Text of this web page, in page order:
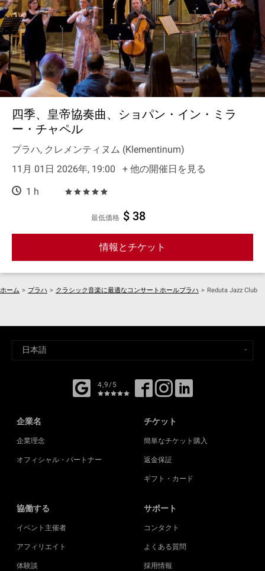
四季、皇帝協奏曲、ショパン・イン・ミラ
ー・チャペル
プラハ, クレメンティヌム (Klementinum)
11月 01日 2026年, 19:00
+ 他の開催日を見る
1 h
最低価格 $ 38
情報とチケット
ホーム > プラハ > クラシック音楽に最適なコンサートホールプラハ > Reduta Jazz Club
4,9/5
企業名
企業理念
オフィシャル・パートナー
チケット
簡単なチケット購入
返金保証
ギフト・カード
協働する
イベント主催者
アフィリエイト
体験談
サポート
コンタクト
よくある質問
採用情報